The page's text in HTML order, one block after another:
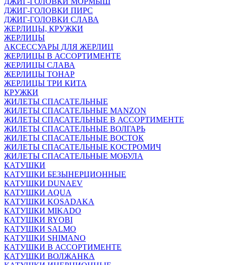
ДЖИГ-ГОЛОВКИ ПИРС
ДЖИГ-ГОЛОВКИ СЛАВА
ЖЕРЛИЦЫ, КРУЖКИ
ЖЕРЛИЦЫ
АКСЕССУАРЫ ДЛЯ ЖЕРЛИЦ
ЖЕРЛИЦЫ В АССОРТИМЕНТЕ
ЖЕРЛИЦЫ СЛАВА
ЖЕРЛИЦЫ ТОНАР
ЖЕРЛИЦЫ ТРИ КИТА
КРУЖКИ
ЖИЛЕТЫ СПАСАТЕЛЬНЫЕ
ЖИЛЕТЫ СПАСАТЕЛЬНЫЕ MANZON
ЖИЛЕТЫ СПАСАТЕЛЬНЫЕ В АССОРТИМЕНТЕ
ЖИЛЕТЫ СПАСАТЕЛЬНЫЕ ВОЛГАРЬ
ЖИЛЕТЫ СПАСАТЕЛЬНЫЕ ВОСТОК
ЖИЛЕТЫ СПАСАТЕЛЬНЫЕ КОСТРОМИЧ
ЖИЛЕТЫ СПАСАТЕЛЬНЫЕ МОБУЛА
КАТУШКИ
КАТУШКИ БЕЗЫНЕРЦИОННЫЕ
КАТУШКИ DUNAEV
КАТУШКИ AQUA
КАТУШКИ KOSADAKA
КАТУШКИ MIKADO
КАТУШКИ RYOBI
КАТУШКИ SALMO
КАТУШКИ SHIMANO
КАТУШКИ В АССОРТИМЕНТЕ
КАТУШКИ ВОЛЖАНКА